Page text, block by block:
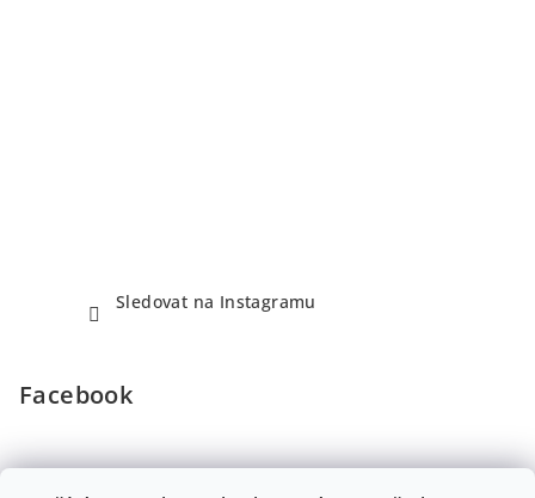
Sledovat na Instagramu
Facebook